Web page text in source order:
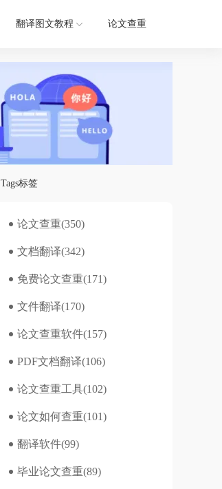
翻译图文教程 论文查重
Tags标签
论文查重(350)
文档翻译(342)
免费论文查重(171)
文件翻译(170)
论文查重软件(157)
PDF文档翻译(106)
论文查重工具(102)
论文如何查重(101)
翻译软件(99)
毕业论文查重(89)